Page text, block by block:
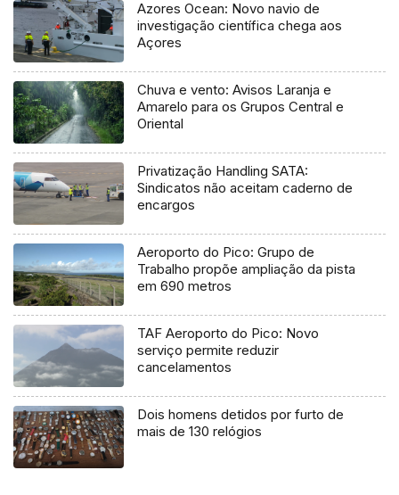
Azores Ocean: Novo navio de
investigação científica chega aos
Açores
Chuva e vento: Avisos Laranja e
Amarelo para os Grupos Central e
Oriental
Privatização Handling SATA:
Sindicatos não aceitam caderno de
encargos
Aeroporto do Pico: Grupo de
Trabalho propõe ampliação da pista
em 690 metros
TAF Aeroporto do Pico: Novo
serviço permite reduzir
cancelamentos
Dois homens detidos por furto de
mais de 130 relógios